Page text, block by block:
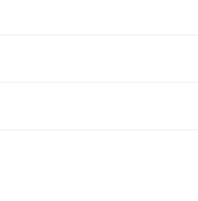
Poki.
mobilnych, jak telefony i tablety.